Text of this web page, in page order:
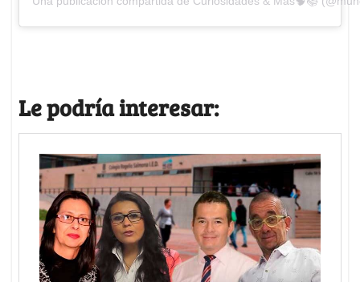
Le podría interesar: